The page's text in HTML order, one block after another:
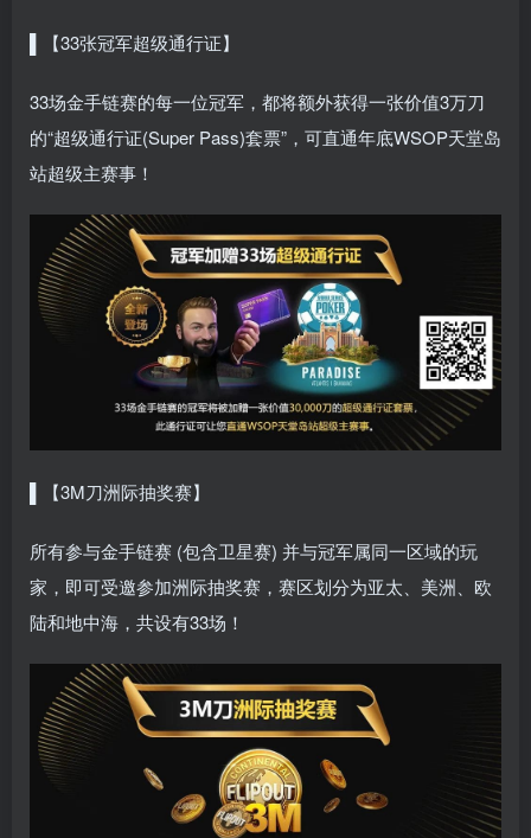
▌【33张冠军超级通行证】
33场金手链赛的每一位冠军，都将额外获得一张价值3万刀
的“超级通行证(Super Pass)套票”，可直通年底WSOP天堂岛
站超级主赛事！
▌【3M刀洲际抽奖赛】
所有参与金手链赛 (包含卫星赛) 并与冠军属同一区域的玩
家，即可受邀参加洲际抽奖赛，赛区划分为亚太、美洲、欧
陆和地中海，共设有33场！